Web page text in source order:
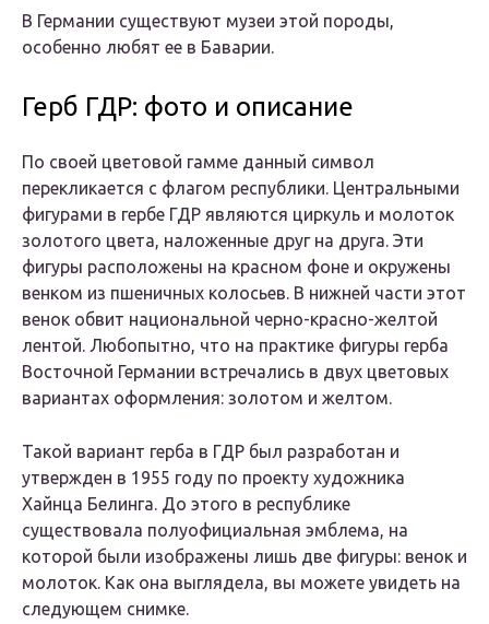
В Германии существуют музеи этой породы,
особенно любят ее в Баварии.
Герб ГДР: фото и описание
По своей цветовой гамме данный символ
перекликается с флагом республики. Центральными
фигурами в гербе ГДР являются циркуль и молоток
золотого цвета, наложенные друг на друга. Эти
фигуры расположены на красном фоне и окружены
венком из пшеничных колосьев. В нижней части этот
венок обвит национальной черно-красно-желтой
лентой. Любопытно, что на практике фигуры герба
Восточной Германии встречались в двух цветовых
вариантах оформления: золотом и желтом.
Такой вариант герба в ГДР был разработан и
утвержден в 1955 году по проекту художника
Хайнца Белинга. До этого в республике
существовала полуофициальная эмблема, на
которой были изображены лишь две фигуры: венок и
молоток. Как она выглядела, вы можете увидеть на
следующем снимке.